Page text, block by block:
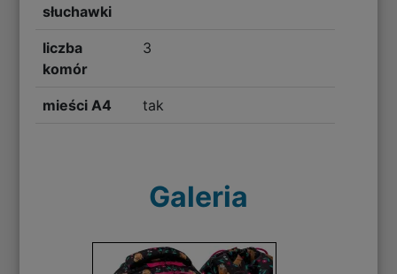
słuchawki
liczba
komór
3
mieści A4 tak
Galeria